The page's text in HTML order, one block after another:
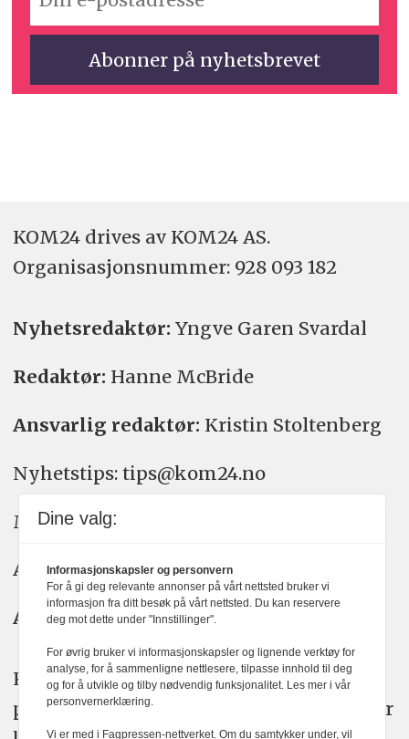
KOM24 drives av KOM24 AS.
Organisasjons­nummer: 928 093 182
Nyhetsredaktør: Yngve Garen Svardal
Redaktør: Hanne McBride
Ansvarlig redaktør: Kristin Stoltenberg
Nyhetstips: tips@kom24.no
Meninger: meninger@kom24.no
Annonse: annonse@watchmedia.no
Abonnement:kom24@watchmedia.no
KOM24 arbeider etter Vær Varsom-
plakatens regler for god presseskikk. Her
Dine valg:
Informasjonskapsler og personvern
For å gi deg relevante annonser på vårt nettsted bruker vi
informasjon fra ditt besøk på vårt nettsted. Du kan reservere
deg mot dette under "Innstillinger".
For øvrig bruker vi informasjonskapsler og lignende verktøy for
analyse, for å sammenligne nettlesere, tilpasse innhold til deg
og for å utvikle og tilby nødvendig funksjonalitet. Les mer i vår
personvernerklæring.
Vi er med i Fagpressen-nettverket. Om du samtykker under, vil